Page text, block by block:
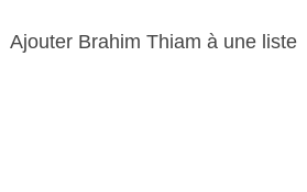
Ajouter Brahim Thiam à une liste